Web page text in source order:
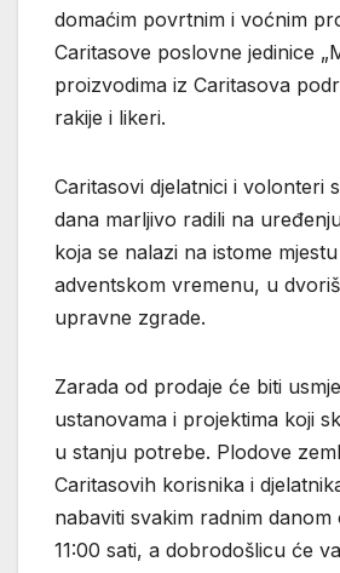
domaćim povrtnim i voćnim
Caritasove poslovne jedinice
proizvodima iz Caritasova
rakije i likeri.
Caritasovi djelatnici i volonteri
dana marljivo radili na
koja se nalazi na istome
adventskom vremenu, u
upravne zgrade.
Zarada od prodaje će biti
ustanovama i projektima koji
u stanju potrebe. Plodove
Caritasovih korisnika i
nabaviti svakim radnim danom
11:00 sati, a dobrodošlicu će